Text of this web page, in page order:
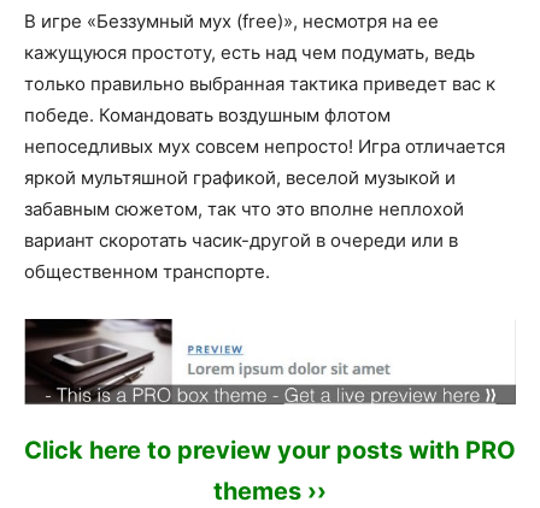
В игре «Беззумный мух (free)», несмотря на ее
кажущуюся простоту, есть над чем подумать, ведь
только правильно выбранная тактика приведет вас к
победе. Командовать воздушным флотом
непоседливых мух совсем непросто! Игра отличается
яркой мультяшной графикой, веселой музыкой и
забавным сюжетом, так что это вполне неплохой
вариант скоротать часик-другой в очереди или в
общественном транспорте.
Click here to preview your posts with PRO
themes ››